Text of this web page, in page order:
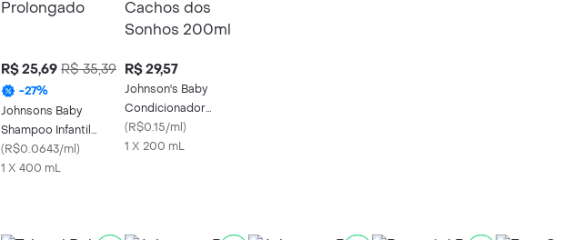
R$ 25,69 R$ 35,39
-27%
Johnsons Baby
Shampoo Infantil
Cheirinho Prolongado
(R$0.0643/ml)
1 X 400 mL
R$ 29,57
Johnson's Baby
Condicionador
Cachos dos Sonhos
200ml
(R$0.15/ml)
1 X 200 mL